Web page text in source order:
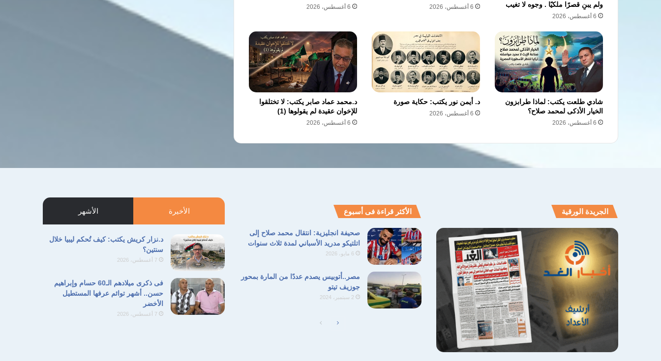
ولم يبنِ قصرًا ملكيًا . وجوه لا تغيب
6 أغسطس، 2026
6 أغسطس، 2026 6 أغسطس، 2026
شادي طلعت يكتب: لماذا طرابزون
الخيار الأذكى لمحمد صلاح؟
6 أغسطس، 2026
د. أيمن نور يكتب: حكاية صورة
6 أغسطس، 2026
د.محمد عماد صابر يكتب: لا تختلقوا
للإخوان عقيدة لم يقولوها (1)
6 أغسطس، 2026
الجريدة الورقية الأكثر قراءة فى أسبوع
صحيفة انجليزية: انتقال محمد صلاح إلى
اتلتيكو مدريد الأسباني لمدة ثلاث سنوات
6 مايو، 2026
مصر..أتوبيس يصدم عددًا من المارة بمحور
جوزيف تيتو
2 سبتمبر، 2024
الصفحةالصفحة
الأخيرة الأشهر
د.نزار كريش يكتب: كيف تُحكم ليبيا خلال
سنتين؟
7 أغسطس، 2026
فى ذكرى ميلادهم الـ60 حسام وإبراهيم
حسن.. أشهر توائم عرفها المستطيل
الأخضر
7 أغسطس، 2026